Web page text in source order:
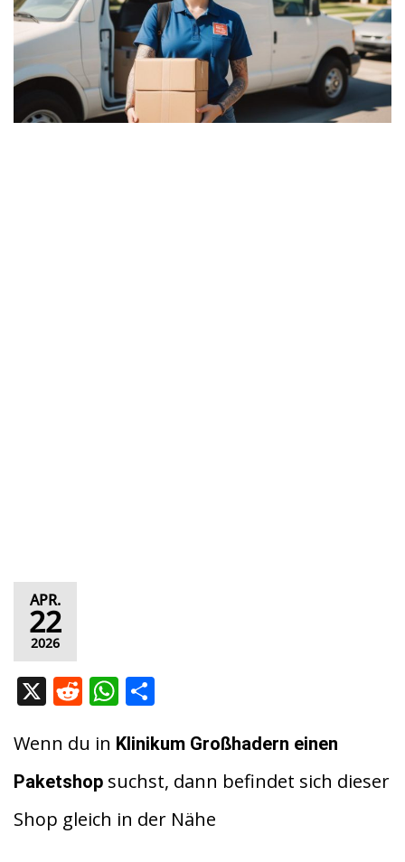
APR.
22
2026
X R
d
di
t
W
at
s
A
p
le
n
Wenn du in Klinikum Großhadern einen
Paketshop suchst, dann befindet sich dieser
Shop gleich in der Nähe